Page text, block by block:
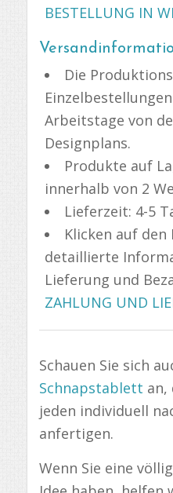
BESTELLUNG IN
Die
Arbeitstage von
Designplans.
Produkte auf
innerhalb von 2
Lieferzeit: 4-5
Klicken auf den
detaillierte
Lieferung und
ZAHLUNG UND
Schauen Sie sich
Schnapstablett an,
jeden individuell
anfertigen.
Wenn Sie eine